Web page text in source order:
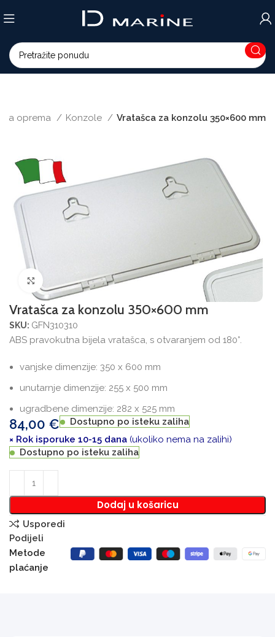
oprema Konzole Vratašca za konzolu 350×600 mm
Povećajte sliku
Vratašca za konzolu 350×600 mm
SKU: GFN310310
ABS pravokutna bijela vratašca, s otvaranjem od 180°.
vanjske dimenzije: 350 x 600 mm
unutarnje dimenzije: 255 x 500 mm
ugradbene dimenzije: 282 x 525 mm
84,00 €
Dostupno po isteku zaliha
× Rok isporuke 10-15 dana (ukoliko nema na zalihi)
Dostupno po isteku zaliha
Dodaj u košaricu
Usporedi
Podijeli
Metode
plaćanje